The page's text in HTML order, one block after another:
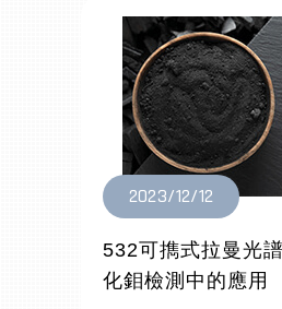
2023/12/12
532可擕式拉曼光
化鉬檢測中的應用